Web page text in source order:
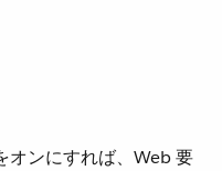
オンにすれば、Web 要